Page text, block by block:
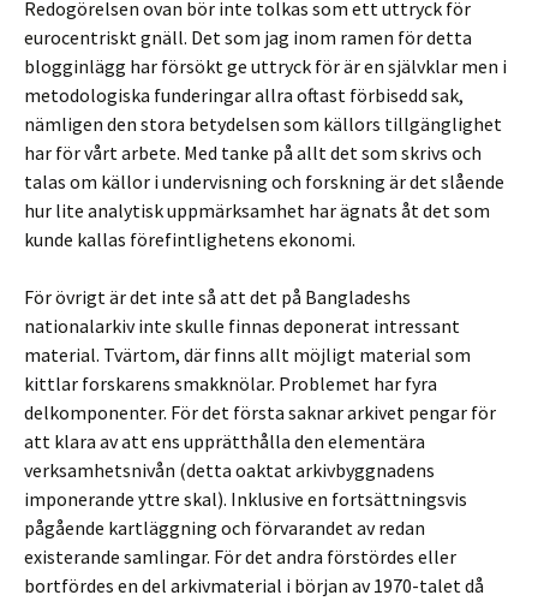
Redogörelsen ovan bör inte tolkas som ett uttryck för
eurocentriskt gnäll. Det som jag inom ramen för detta
blogginlägg har försökt ge uttryck för är en självklar men i
metodologiska funderingar allra oftast förbisedd sak,
nämligen den stora betydelsen som källors tillgänglighet
har för vårt arbete. Med tanke på allt det som skrivs och
talas om källor i undervisning och forskning är det slående
hur lite analytisk uppmärksamhet har ägnats åt det som
kunde kallas förefintlighetens ekonomi.
För övrigt är det inte så att det på Bangladeshs
nationalarkiv inte skulle finnas deponerat intressant
material. Tvärtom, där finns allt möjligt material som
kittlar forskarens smakknölar. Problemet har fyra
delkomponenter. För det första saknar arkivet pengar för
att klara av att ens upprätthålla den elementära
verksamhetsnivån (detta oaktat arkivbyggnadens
imponerande yttre skal). Inklusive en fortsättningsvis
pågående kartläggning och förvarandet av redan
existerande samlingar. För det andra förstördes eller
bortfördes en del arkivmaterial i början av 1970-talet då